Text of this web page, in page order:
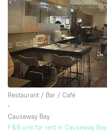
Restaurant / Bar / Café
∙
Causeway Bay
F&B unit for rent in Causeway Bay